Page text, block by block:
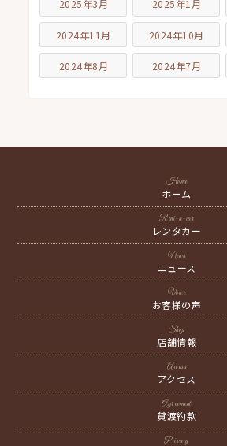
2025年3月 2025年1月
2024年11月 2024年10月
2024年8月 2024年7月
Home
ホーム
Rent-a-car
レンタカー
News
ニュース
Voice
お客様の声
Shop
店舗情報
Access
アクセス
Agreement
貸渡約款
Privacy